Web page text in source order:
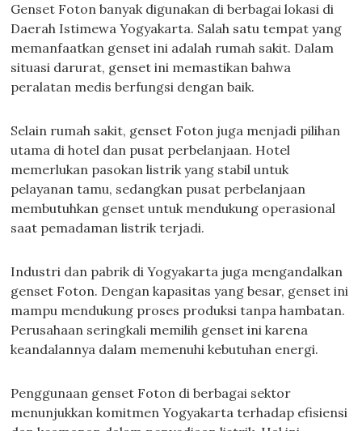
Genset Foton banyak digunakan di berbagai lokasi di
Daerah Istimewa Yogyakarta. Salah satu tempat yang
memanfaatkan genset ini adalah rumah sakit. Dalam
situasi darurat, genset ini memastikan bahwa
peralatan medis berfungsi dengan baik.
Selain rumah sakit, genset Foton juga menjadi pilihan
utama di hotel dan pusat perbelanjaan. Hotel
memerlukan pasokan listrik yang stabil untuk
pelayanan tamu, sedangkan pusat perbelanjaan
membutuhkan genset untuk mendukung operasional
saat pemadaman listrik terjadi.
Industri dan pabrik di Yogyakarta juga mengandalkan
genset Foton. Dengan kapasitas yang besar, genset ini
mampu mendukung proses produksi tanpa hambatan.
Perusahaan seringkali memilih genset ini karena
keandalannya dalam memenuhi kebutuhan energi.
Penggunaan genset Foton di berbagai sektor
menunjukkan komitmen Yogyakarta terhadap efisiensi